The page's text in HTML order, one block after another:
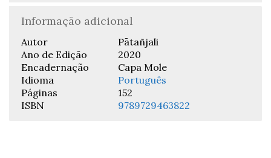
Informação adicional
Autor
Pātañjali
Ano de Edição
2020
Encadernação
Capa Mole
Idioma
Português
Páginas
152
ISBN
9789729463822